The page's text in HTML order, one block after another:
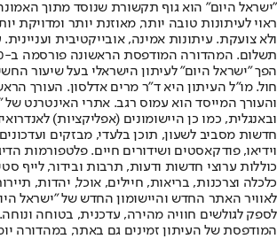
"ישראל היום" הוא גוף תקשורת שנוסד מתוך
ראוי לעיתונות טובה יותר, מאוזנת יותר ומדויקת
ולא צועקת. עיתונות אמינה, אובייקטיבית
הפך "ישראל היום" לעיתון הישראלי בעל שיעור
חול. מו"ל העיתון היא ד"ר מרים אדלסון. העורך
והעורך המייסד הוא עמוס רגב. אתרי האינטרנט
חדשות מסביב לשעון, תוכן בלעדי, מבזקים
וידיאו, פודקאסטים ושידורים חיים. פלטפורמות
כוללות ערוצי חדשות ודעות, תרבות ובידור, לייף
לאוויר האתר החדש והיישומון החדש של "ישראל
לספק לגולשים חוויה מהירה, עדכנית, בטוחה
המודפסת של העיתון זמינים גם באתר, במהדורה